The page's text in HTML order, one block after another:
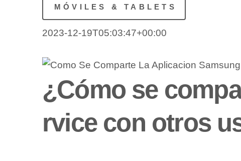
MÓVILES & TABLETS
2023-12-19T05:03:47+00:00
¿Cómo se
rvice con otros